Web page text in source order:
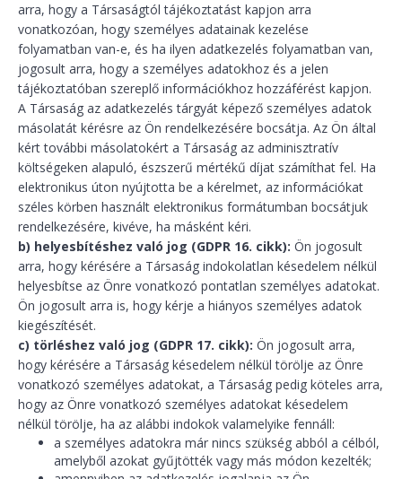
arra, hogy a Társaságtól tájékoztatást kapjon arra
vonatkozóan, hogy személyes adatainak kezelése
folyamatban van-e, és ha ilyen adatkezelés folyamatban van,
jogosult arra, hogy a személyes adatokhoz és a jelen
tájékoztatóban szereplő információkhoz hozzáférést kapjon.
A Társaság az adatkezelés tárgyát képező személyes adatok
másolatát kérésre az Ön rendelkezésére bocsátja. Az Ön által
kért további másolatokért a Társaság az adminisztratív
költségeken alapuló, észszerű mértékű díjat számíthat fel. Ha
elektronikus úton nyújtotta be a kérelmet, az információkat
széles körben használt elektronikus formátumban bocsátjuk
rendelkezésére, kivéve, ha másként kéri.
b) helyesbítéshez való jog (GDPR 16. cikk): Ön jogosult
arra, hogy kérésére a Társaság indokolatlan késedelem nélkül
helyesbítse az Önre vonatkozó pontatlan személyes adatokat.
Ön jogosult arra is, hogy kérje a hiányos személyes adatok
kiegészítését.
c) törléshez való jog (GDPR 17. cikk): Ön jogosult arra,
hogy kérésére a Társaság késedelem nélkül törölje az Önre
vonatkozó személyes adatokat, a Társaság pedig köteles arra,
hogy az Önre vonatkozó személyes adatokat késedelem
nélkül törölje, ha az alábbi indokok valamelyike fennáll:
a személyes adatokra már nincs szükség abból a célból,
amelyből azokat gyűjtötték vagy más módon kezelték;